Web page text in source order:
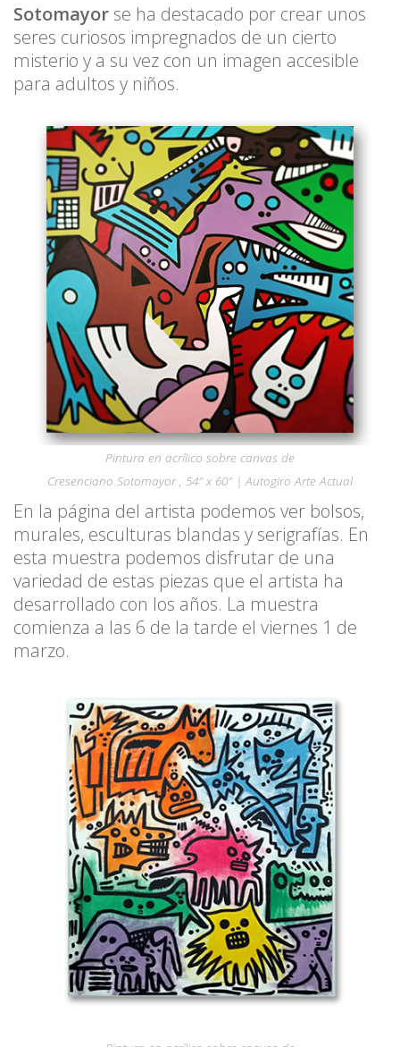
Sotomayor se ha destacado por crear unos
seres curiosos impregnados de un cierto
misterio y a su vez con un imagen accesible
para adultos y niños.
Pintura en acrílico sobre canvas de
Cresenciano Sotomayor , 54″ x 60″ | Autogiro Arte Actual
En la página del artista podemos ver bolsos,
murales, esculturas blandas y serigrafías. En
esta muestra podemos disfrutar de una
variedad de estas piezas que el artista ha
desarrollado con los años. La muestra
comienza a las 6 de la tarde el viernes 1 de
marzo.